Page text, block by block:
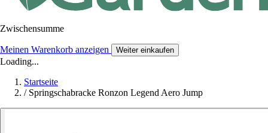
Zwischensumme
Meinen Warenkorb anzeigen Weiter einkaufen
Loading...
Startseite
/ Springschabracke Ronzon Legend Aero Jump